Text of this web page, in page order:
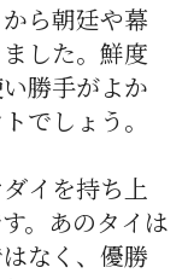
ら朝廷や幕
した。鮮度
勝手がよか
でしょう。
イを持ち上
。あのタイは
なく、優勝